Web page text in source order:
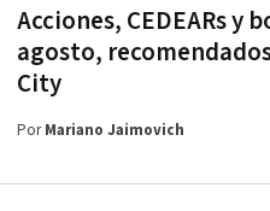
Acciones, CEDEARs y
agosto,
City
PorMariano Jaimovich